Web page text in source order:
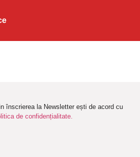
înscrierea la Newsletter ești de acord cu
de confidențialitate.